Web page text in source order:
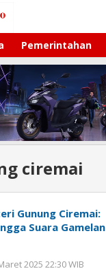
Pemerintahan
ciremai
Gunung Ciremai:
Suara Gamelan
2025 22:30 WIB